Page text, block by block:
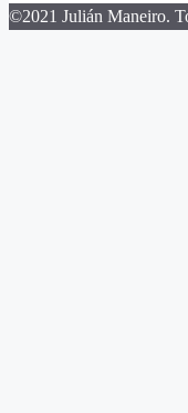
©2021 Julián Maneiro.